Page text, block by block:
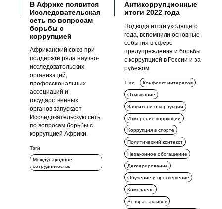
В Африке появится
Исследовательская
сеть по вопросам
борьбы с
коррупцией
Африканский союз при
поддержке ряда научно-
исследовательских
организаций,
профессиональных
ассоциаций и
государственных
органов запускает
Исследовательскую сеть
по вопросам борьбы с
коррупцией Африки.
Тэги
Международное
сотрудничество
Антикоррупционные
итоги 2022 года
Подводя итоги уходящего
года, вспомнили основные
события в сфере
предупреждения и борьбы
с коррупцией в России и за
рубежом.
Тэги
Конфликт интересов
Отмывание
Заявители о коррупции
Измерение коррупции
Коррупция в спорте
Политический контекст
Незаконное обогащение
Декларирование
Обучение и просвещение
Комплаенс
Возврат активов